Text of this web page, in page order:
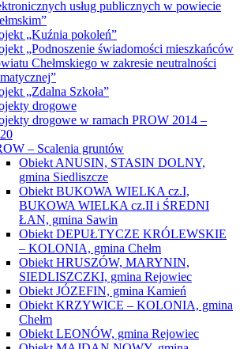
usług publicznych w powiecie
„Kuźnia pokoleń”
„Podnoszenie świadomości mieszkańców
Chełmskiego w zakresie neutralności
„Zdalna Szkoła”
drogowe
drogowe w ramach PROW 2014 –
– Scalenia gruntów
Obiekt ANUSIN, STASIN DOLNY,
gmina Siedliszcze
Obiekt BUKOWA WIELKA cz.I,
BUKOWA WIELKA cz.II i ŚREDNI
ŁAN, gmina Sawin
Obiekt DEPUŁTYCZE KRÓLEWSKIE
– KOLONIA, gmina Chełm
Obiekt HRUSZÓW, MARYNIN,
SIEDLISZCZKI, gmina Rejowiec
Obiekt JÓZEFIN, gmina Kamień
Obiekt KRZYWICE – KOLONIA, gmina
Chełm
Obiekt LEONÓW, gmina Rejowiec